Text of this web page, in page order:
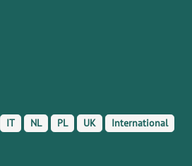
IT NL PL UK International